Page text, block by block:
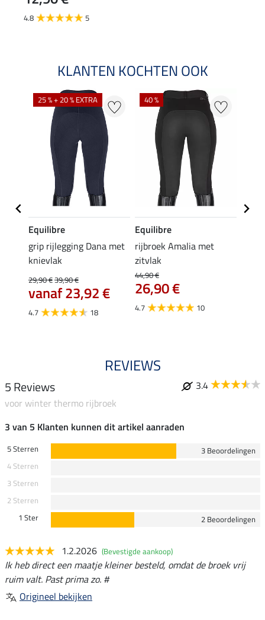
4.8 5
KLANTEN KOCHTEN OOK
25 % + 20 % EXTRA
Equilibre
grip rijlegging Dana met
knievlak
29,90 €39,90 €
vanaf 23,92 €
4.7 18
40 %
Equilibre
rijbroek Amalia met
zitvlak
44,90 €
26,90 €
4.7 10
REVIEWS
5 Reviews
3.4
voor winter thermo rijbroek
3 van 5 Klanten kunnen dit artikel aanraden
5 Sterren
3 Beoordelingen
4 Sterren
3 Sterren
2 Sterren
1 Ster
2 Beoordelingen
1.2.2026 (Bevestigde aankoop)
Ik heb direct een maatje kleiner besteld, omdat de broek vrij
ruim valt. Past prima zo. #
Origineel bekijken